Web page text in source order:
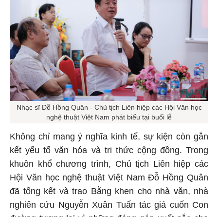
Nhạc sĩ Đỗ Hồng Quân - Chủ tịch Liên hiệp các Hội Văn học
nghệ thuật Việt Nam phát biểu tại buổi lễ
Không chỉ mang ý nghĩa kinh tế, sự kiện còn gắn
kết yếu tố văn hóa và tri thức cộng đồng. Trong
khuôn khổ chương trình, Chủ tịch Liên hiệp các
Hội Văn học nghệ thuật Việt Nam Đỗ Hồng Quân
đã tổng kết và trao Bằng khen cho nhà văn, nhà
nghiên cứu Nguyễn Xuân Tuấn tác giả cuốn Con